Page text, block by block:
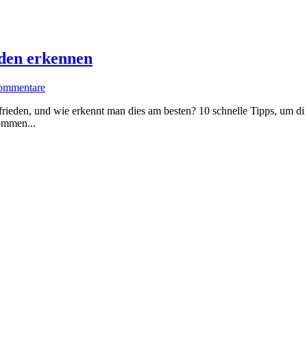
erkennen
und wie erkennt man dies am besten? 10 schnelle Tipps, um